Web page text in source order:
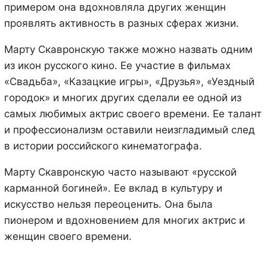
примером она вдохновляла других женщин
проявлять активность в разных сферах жизни.
Марту Скавронскую также можно назвать одним
из икон русского кино. Ее участие в фильмах
«Свадьба», «Казацкие игры», «Друзья», «Уездный
городок» и многих других сделали ее одной из
самых любимых актрис своего времени. Ее талант
и профессионализм оставили неизгладимый след
в истории российского кинематографа.
Марту Скавронскую часто называют «русской
карманной богиней». Ее вклад в культуру и
искусство нельзя переоценить. Она была
пионером и вдохновением для многих актрис и
женщин своего времени.